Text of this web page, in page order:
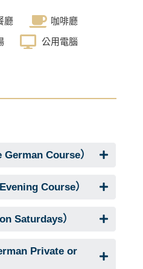
廳
咖啡廳
公用電腦
Course）
Course）
Saturdays）
Private or